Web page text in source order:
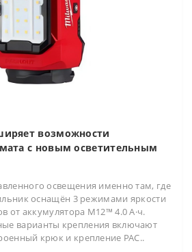
возможности
с новым осветительным
освещения именно там, где
оснащён 3 режимами яркости
от аккумулятора M12™ 4.0 А·ч.
варианты крепления включают
крюк и крепление PAC..